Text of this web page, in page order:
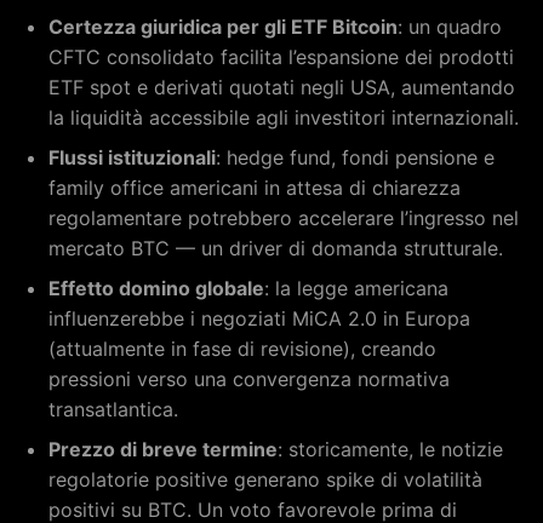
Certezza giuridica per gli ETF Bitcoin: un quadro
CFTC consolidato facilita l’espansione dei prodotti
ETF spot e derivati quotati negli USA, aumentando
la liquidità accessibile agli investitori internazionali.
Flussi istituzionali: hedge fund, fondi pensione e
family office americani in attesa di chiarezza
regolamentare potrebbero accelerare l’ingresso nel
mercato BTC — un driver di domanda strutturale.
Effetto domino globale: la legge americana
influenzerebbe i negoziati MiCA 2.0 in Europa
(attualmente in fase di revisione), creando
pressioni verso una convergenza normativa
transatlantica.
Prezzo di breve termine: storicamente, le notizie
regolatorie positive generano spike di volatilità
positivi su BTC. Un voto favorevole prima di